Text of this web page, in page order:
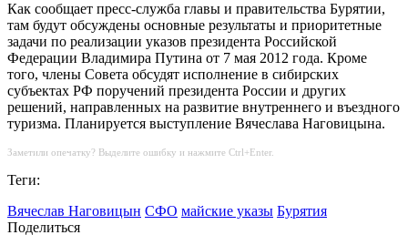
Как сообщает пресс-служба главы и правительства Бурятии,
там будут обсуждены основные результаты и приоритетные
задачи по реализации указов президента Российской
Федерации Владимира Путина от 7 мая 2012 года. Кроме
того, члены Совета обсудят исполнение в сибирских
субъектах РФ поручений президента России и других
решений, направленных на развитие внутреннего и въездного
туризма. Планируется выступление Вячеслава Наговицына.
Заметили опечатку? Выделите ошибку и нажмите Ctrl+Enter.
Теги:
Вячеслав Наговицын СФО майские указы Бурятия
Поделиться